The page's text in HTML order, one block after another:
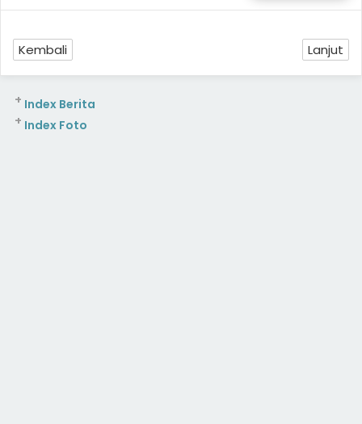
Kembali Lanjut
Index Berita
+
Index Foto
+